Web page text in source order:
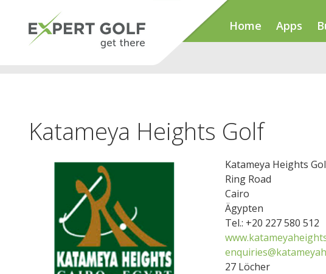
Home Apps
Katameya Heights Golf
Katameya Heights
Ring Road
Cairo
Ägypten
Tel.: +20 227 580 512
27 Löcher